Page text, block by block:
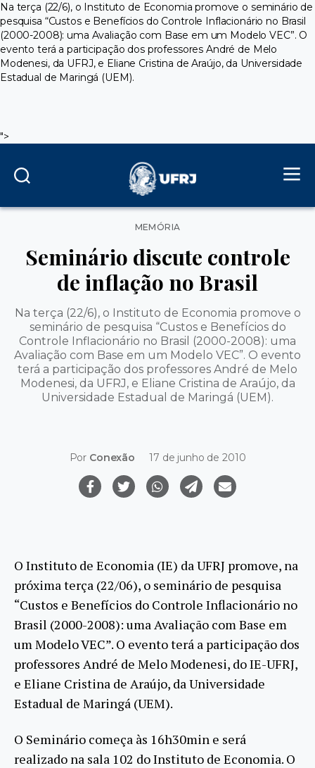
Na terça (22/6), o Instituto de Economia promove o seminário de
pesquisa “Custos e Benefícios do Controle Inflacionário no Brasil
(2000-2008): uma Avaliação com Base em um Modelo VEC”. O
evento terá a participação dos professores André de Melo
Modenesi, da UFRJ, e Eliane Cristina de Araújo, da Universidade
Estadual de Maringá (UEM).
">
Categorias
MEMÓRIA
Seminário discute controle
de inflação no Brasil
Na terça (22/6), o Instituto de Economia promove o
seminário de pesquisa “Custos e Benefícios do
Controle Inflacionário no Brasil (2000-2008): uma
Avaliação com Base em um Modelo VEC”. O evento
terá a participação dos professores André de Melo
Modenesi, da UFRJ, e Eliane Cristina de Araújo, da
Universidade Estadual de Maringá (UEM).
Por Conexão 17 de junho de 2010
O Instituto de Economia (IE) da UFRJ promove, na
próxima terça (22/06), o seminário de pesquisa
“Custos e Benefícios do Controle Inflacionário no
Brasil (2000-2008): uma Avaliação com Base em
um Modelo VEC”. O evento terá a participação dos
professores André de Melo Modenesi, do IE-UFRJ,
e Eliane Cristina de Araújo, da Universidade
Estadual de Maringá (UEM).
O Seminário começa às 16h30min e será
realizado na sala 102 do Instituto de Economia. O